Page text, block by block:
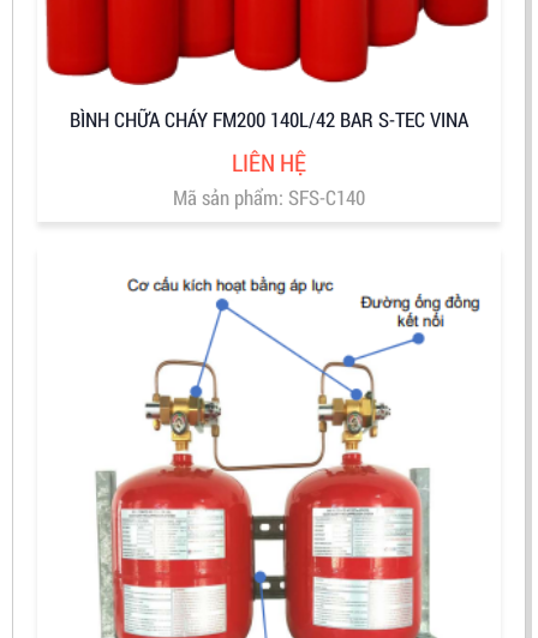
BÌNH CHỮA CHÁY FM200 140L/42 BAR S-TEC VINA
LIÊN HỆ
Mã sản phẩm: SFS-C140